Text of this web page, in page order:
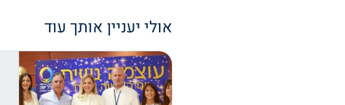
אולי יעניין אותך עוד